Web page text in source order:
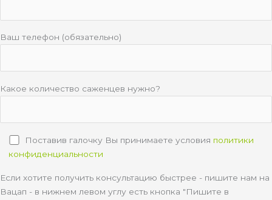
Ваш телефон (обязательно)
Какое количество саженцев нужно?
Поставив галочку Вы принимаете условия политики
конфиденциальности
Если хотите получить консультацию быстрее - пишите нам на
Вацап - в нижнем левом углу есть кнопка "Пишите в